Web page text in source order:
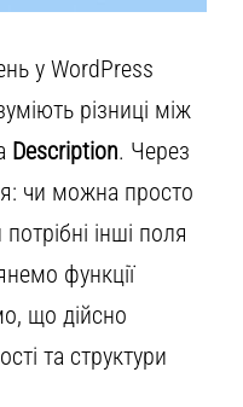
у WordPress
різниці між
Description. Через
чи можна просто
інші поля
функції
що дійсно
та структури